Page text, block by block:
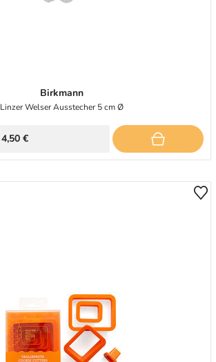
Birkmann
Linzer Welser Ausstecher 5 cm Ø
4,50 €